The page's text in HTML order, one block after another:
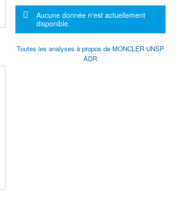
Message d'information
Aucune donnée n'est actuellement
disponible.
Toutes les analyses à propos de MONCLER UNSP
ADR